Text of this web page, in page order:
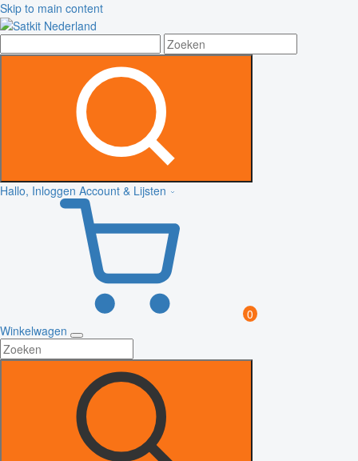
Skip to main content
Hallo, Inloggen Account & Lijsten
0
Winkelwagen